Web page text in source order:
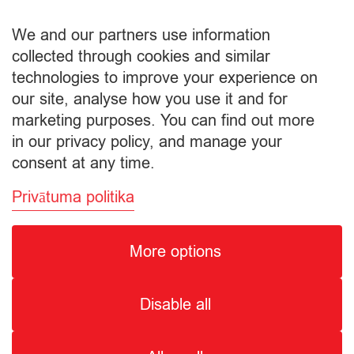
Пакет
Подытог: €0,30
Просмотр корзины
Оформление заказа
© Citro Ventspils 2026
SPECIĀLĀ ATĻAUJA ALKOHOLISKO DZĒRIENU
We and our partners use information
collected through cookies and similar
technologies to improve your experience on
our site, analyse how you use it and for
marketing purposes. You can find out more
in our privacy policy, and manage your
consent at any time.
Privātuma politika
More options
Disable all